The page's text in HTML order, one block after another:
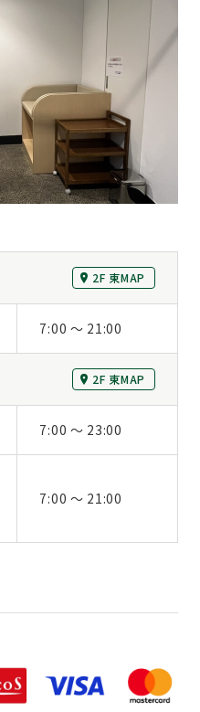
2F 東MAP
7:00 ～ 21:00
2F 東MAP
7:00 ～ 23:00
7:00 ～ 21:00